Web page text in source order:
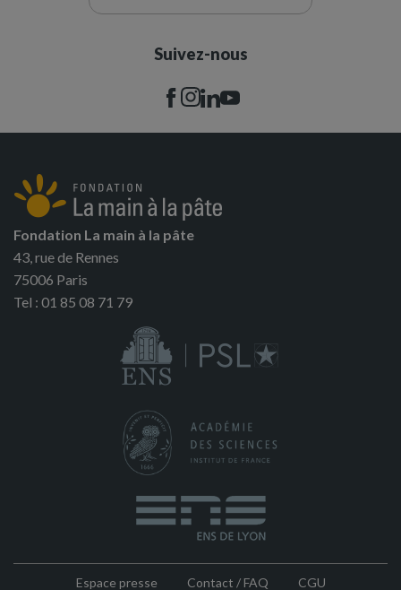
Suivez-nous
Fondation La main à la pâte
43, rue de Rennes
75006 Paris
Tel : 01 85 08 71 79
Espace presse Contact / FAQ CGU